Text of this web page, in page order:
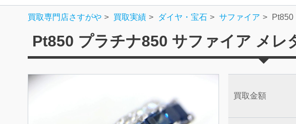
買取専門店さすがや 買取実績 ダイヤ・宝石 サファイア Pt850
Pt850 プラチナ850 サファイア メレ
買取金額